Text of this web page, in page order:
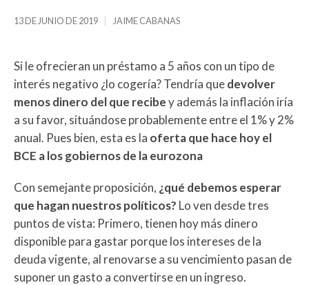
13 DE JUNIO DE 2019 JAIME CABANAS
Si le ofrecieran un préstamo a 5 años con un tipo de
interés negativo ¿lo cogería? Tendría quedevolver
menos dinero del que recibey además la inflación iría
a su favor, situándose probablemente entre el 1% y 2%
anual. Pues bien, esta es la oferta que hace hoy el
BCE a los gobiernos de la eurozona
Con semejante proposición, ¿qué debemos esperar
que hagan nuestros políticos? Lo ven desde tres
puntos de vista: Primero, tienen hoy más dinero
disponible para gastar porque los intereses de la
deuda vigente, al renovarse a su vencimiento pasan de
suponer un gasto a convertirse en un ingreso.